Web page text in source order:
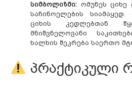
სიმბოლიზმი: ომუნეს
საჩინოელების
ციხის კედლებთან
მნიშვნელოვანი
ხალხის შეკრება საერთო
პრაქტიკული